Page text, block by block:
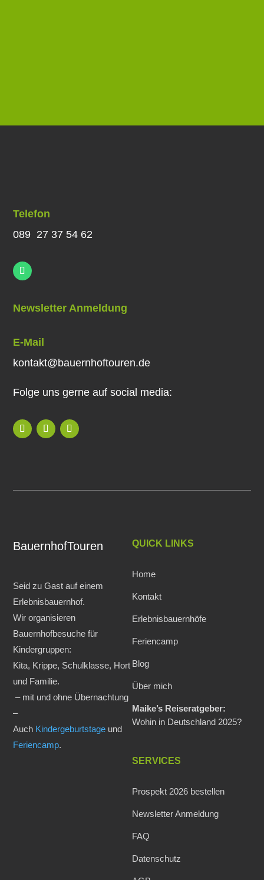
Telefon
089 27 37 54 62
Newsletter Anmeldung
E-Mail
kontakt@bauernhoftouren.de
Folge uns gerne auf social media:
BauernhofTouren
Seid zu Gast auf einem
Erlebnisbauernhof.
Wir organisieren
Bauernhofbesuche für
Kindergruppen:
Kita, Krippe, Schulklasse, Hort
und Familie.
– mit und ohne Übernachtung
–
Auch Kindergeburtstage und
Feriencamp.
QUICK LINKS
Home
Kontakt
Erlebnisbauernhöfe
Feriencamp
Blog
Über mich
Maike’s Reiseratgeber:
Wohin in Deutschland 2025?
SERVICES
Prospekt 2026 bestellen
Newsletter Anmeldung
FAQ
Datenschutz